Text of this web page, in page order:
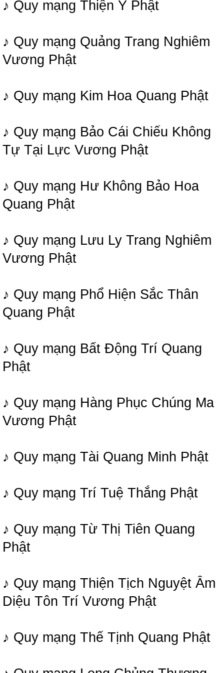
♪ Quy mạng Thiện Ý Phật
♪ Quy mạng Quảng Trang Nghiêm
Vương Phật
♪ Quy mạng Kim Hoa Quang Phật
♪ Quy mạng Bảo Cái Chiếu Không
Tự Tại Lực Vương Phật
♪ Quy mạng Hư Không Bảo Hoa
Quang Phật
♪ Quy mạng Lưu Ly Trang Nghiêm
Vương Phật
♪ Quy mạng Phổ Hiện Sắc Thân
Quang Phật
♪ Quy mạng Bất Động Trí Quang
Phật
♪ Quy mạng Hàng Phục Chúng Ma
Vương Phật
♪ Quy mạng Tài Quang Minh Phật
♪ Quy mạng Trí Tuệ Thắng Phật
♪ Quy mạng Từ Thị Tiên Quang
Phật
♪ Quy mạng Thiện Tịch Nguyệt Âm
Diệu Tôn Trí Vương Phật
♪ Quy mạng Thế Tịnh Quang Phật